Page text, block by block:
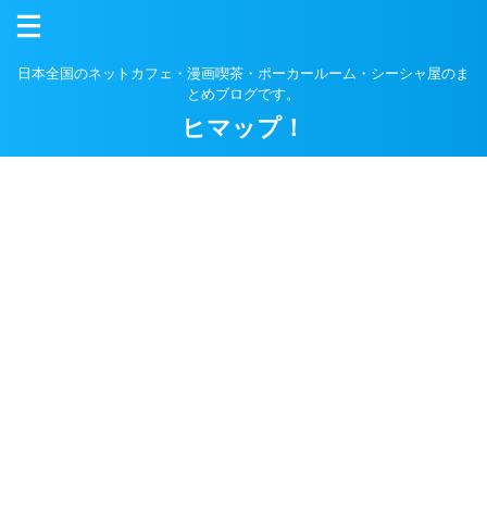
日本全国のネットカフェ・漫画喫茶・ポーカールーム・シーシャ屋のま
とめブログです。
ヒマップ！